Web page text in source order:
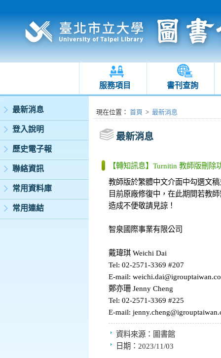
服務項目 書刊查詢
:::
最新消息
登入說明
歷史電子報
聯絡資訊
常用資料庫
常用連結
:::現在位置 ： 首頁 > 最新消息
最新消息
【轉知訊息】Turnitin 教師版刪
教師版於繁體中文介面中勾選文
目前原廠修復中，在此期間若教
造成不便敬請見諒！
智泉國際事業有限公司
戴瑋琪 Weichi Dai
Tel: 02-2571-3369 #207
E-mail:
鄭亦珊 Jenny Cheng
Tel: 02-2571-3369 #225
E-mail:
資料來源： 圖書館
日期： 2023/11/03